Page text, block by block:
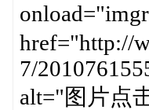
href="http://
7/
alt="图片点